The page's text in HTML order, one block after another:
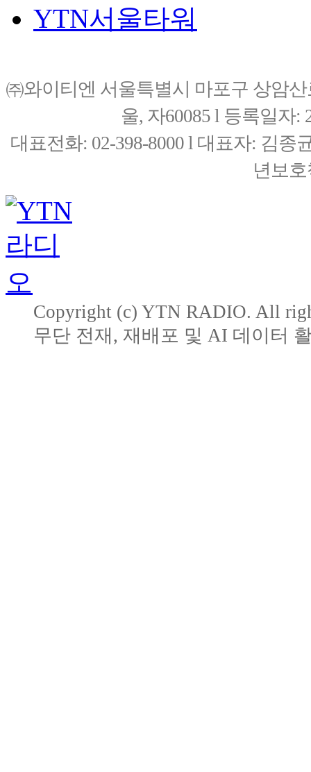
YTN서울타워
㈜와이티엔 서울특별시 마포구 상암
울, 자60085 l 등록일자:
대표전화: 02-398-8000 l 대표자: 김종
년보
Copyright (c) YTN RADIO. All
무단 전재, 재배포 및 AI 데이터